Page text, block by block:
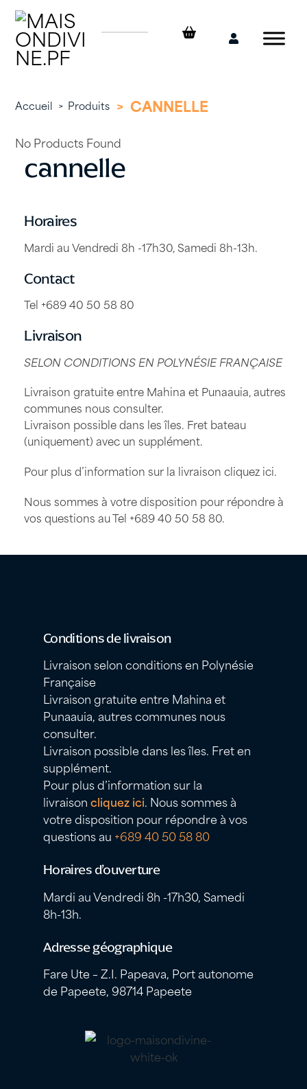
Skip
content
Mon
Accueil > Produits > CANNELLE
cannelle
Horaires
Mardi au Vendredi 8h -17h30, Samedi 8h-13h.
Contact
Tel +689 40 50 58 80
Livraison
SELON CONDITIONS EN POLYNÉSIE FRANÇAISE
Livraison gratuite entre Mahina et Punaauia, autres
communes nous consulter.
Livraison possible dans les îles. Fret bateau
(uniquement) avec un supplément.
Pour plus d’information sur la livraisoncliquez ici.
Nous sommes à votre disposition pour répondre à
vos questions au Tel +689 40 50 58 80.
No Products Found
Conditions de livraison
Livraison selon conditions en Polynésie
Française
Livraison gratuite entre Mahina et
Punaauia, autres communes nous
consulter.
Livraison possible dans les îles. Fret en
supplément.
Pour plus d’information sur la
livraisoncliquez ici. Nous sommes à
votre disposition pour répondre à vos
questions au +689 40 50 58 80
Horaires d’ouverture
Mardi au Vendredi 8h -17h30, Samedi
8h-13h.
Adresse géographique
Fare Ute – Z.I. Papeava, Port autonome
de Papeete, 98714 Papeete